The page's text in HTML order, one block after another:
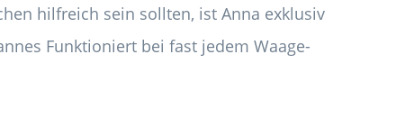
hilfreich sein sollten, ist Anna exklusiv
Funktioniert bei fast jedem Waage-